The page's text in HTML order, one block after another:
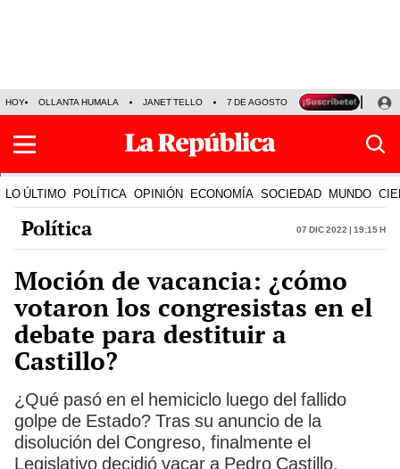
HOY OLLANTA HUMALA JANET TELLO 7 DE AGOSTO TINKA RESULTADOS
LO ÚLTIMO POLÍTICA OPINIÓN ECONOMÍA SOCIEDAD MUNDO
Política 07 Dic 2022 | 19:15 h
Moción de vacancia: ¿cómo
votaron los congresistas en el
debate para destituir a
Castillo?
¿Qué pasó en el hemiciclo luego del fallido
golpe de Estado? Tras su anuncio de la
disolución del Congreso, finalmente el
Legislativo decidió vacar a Pedro Castillo.